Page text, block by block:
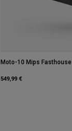
Moto-10 Mips Fasthouse
549,99 €